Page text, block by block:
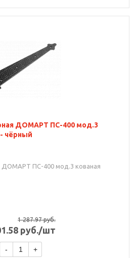
ДОМАРТ ПС-400 мод.3
чёрный
ДОМАРТ ПС-400 мод.3 кованая
1 287.97руб.
руб./шт
- +